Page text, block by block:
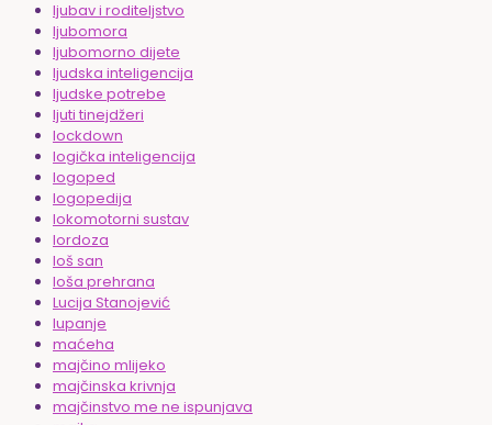
ljubav i roditeljstvo
ljubomora
ljubomorno dijete
ljudska inteligencija
ljudske potrebe
ljuti tinejdžeri
lockdown
logička inteligencija
logoped
logopedija
lokomotorni sustav
lordoza
loš san
loša prehrana
Lucija Stanojević
lupanje
maćeha
majčino mlijeko
majčinska krivnja
majčinstvo me ne ispunjava